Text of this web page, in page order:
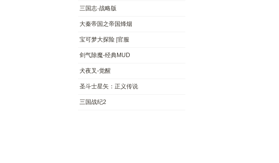
三国志·战略版
大秦帝国之帝国烽烟
宝可梦大探险 |官服
剑气除魔-经典MUD
犬夜叉-觉醒
圣斗士星矢：正义传说
三国战纪2